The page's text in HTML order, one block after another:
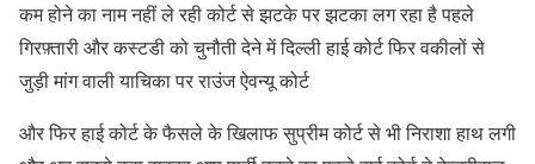
कम होने का नाम नहीं ले रही कोर्ट से झटके पर झटका लग रहा है पहले
गिरफ़्तारी और कस्टडी को चुनौती देने में दिल्ली हाई कोर्ट फिर वकीलों से
जुड़ी मांग वाली याचिका पर राउंज ऐवन्यू कोर्ट
और फिर हाई कोर्ट के फैसले के खिलाफ सुप्रीम कोर्ट से भी निराशा हाथ लगी